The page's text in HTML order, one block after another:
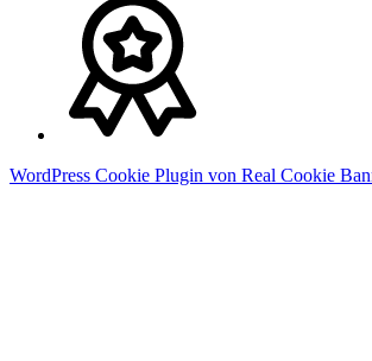
WordPress Cookie Plugin von Real Cookie